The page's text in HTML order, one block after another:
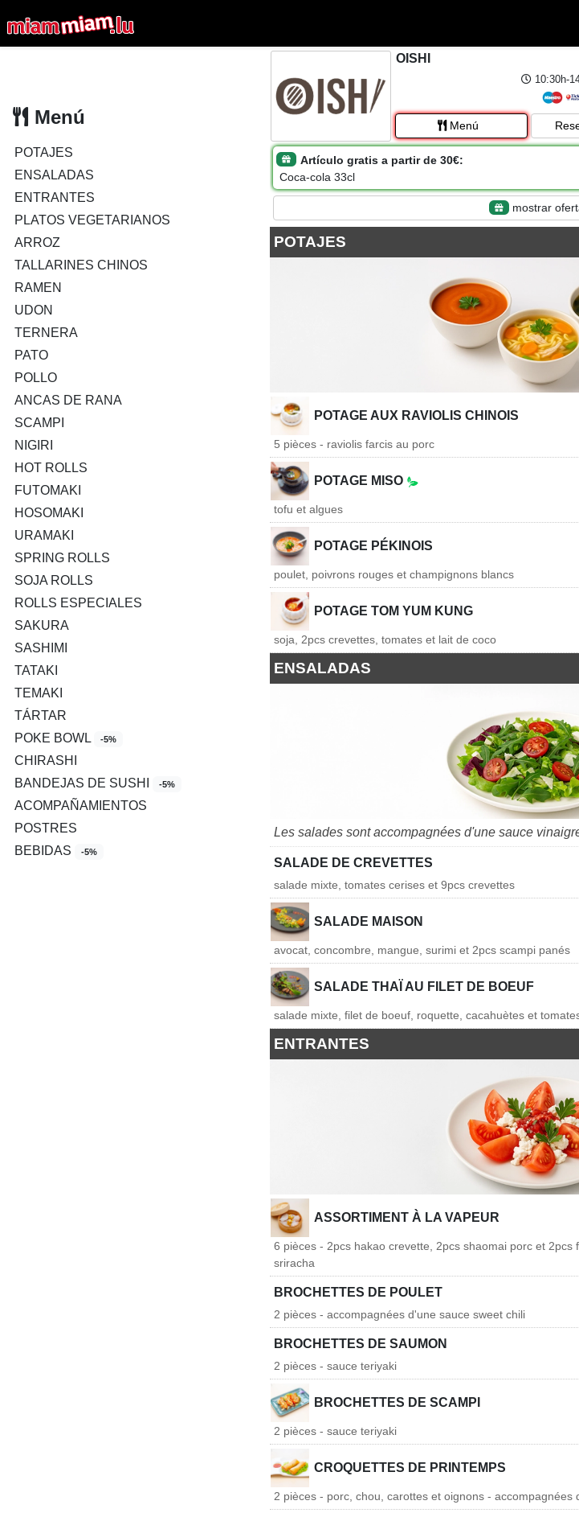
Menú
POTAJES
ENSALADAS
ENTRANTES
PLATOS VEGETARIANOS
ARROZ
TALLARINES CHINOS
RAMEN
UDON
TERNERA
PATO
POLLO
ANCAS DE RANA
SCAMPI
NIGIRI
HOT ROLLS
FUTOMAKI
HOSOMAKI
URAMAKI
SPRING ROLLS
SOJA ROLLS
ROLLS ESPECIALES
SAKURA
SASHIMI
TATAKI
TEMAKI
TÁRTAR
POKE BOWL
-5%
CHIRASHI
BANDEJAS DE SUSHI
-5%
ACOMPAÑAMIENTOS
POSTRES
BEBIDAS
-5%
OISHI
10:30h-
Menú
Artículo gratis a partir de 30€:
Coca-cola 33cl
mostrar
POTAJES
POTAGE AUX RAVIOLIS CHINOIS
5 pièces - raviolis farcis au porc
POTAGE MISO
tofu et algues
POTAGE PÉKINOIS
poulet, poivrons rouges et champignons blancs
POTAGE TOM YUM KUNG
soja, 2pcs crevettes, tomates et lait de coco
ENSALADAS
Les salades sont accompagnées d'une sauce
SALADE DE CREVETTES
salade mixte, tomates cerises et 9pcs crevettes
SALADE MAISON
avocat, concombre, mangue, surimi et 2pcs scampi panés
SALADE THAÏ AU FILET DE BOEUF
salade mixte, filet de boeuf, roquette, cacahuètes et
ENTRANTES
ASSORTIMENT À LA VAPEUR
6 pièces - 2pcs hakao crevette, 2pcs shaomai porc et
sriracha
BROCHETTES DE POULET
2 pièces - accompagnées d'une sauce sweet chili
BROCHETTES DE SAUMON
2 pièces - sauce teriyaki
BROCHETTES DE SCAMPI
2 pièces - sauce teriyaki
CROQUETTES DE PRINTEMPS
2 pièces - porc, chou, carottes et oignons - accompagnées